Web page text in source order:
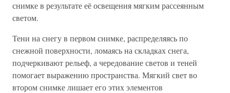
снимке в результате её освещения мягким рассеянным
светом.
Тени на снегу в первом снимке, распределяясь по
снежной поверхности, ломаясь на складках снега,
подчеркивают рельеф, а чередование светов и теней
помогает выражению пространства. Мягкий свет во
втором снимке лишает его этих элементов